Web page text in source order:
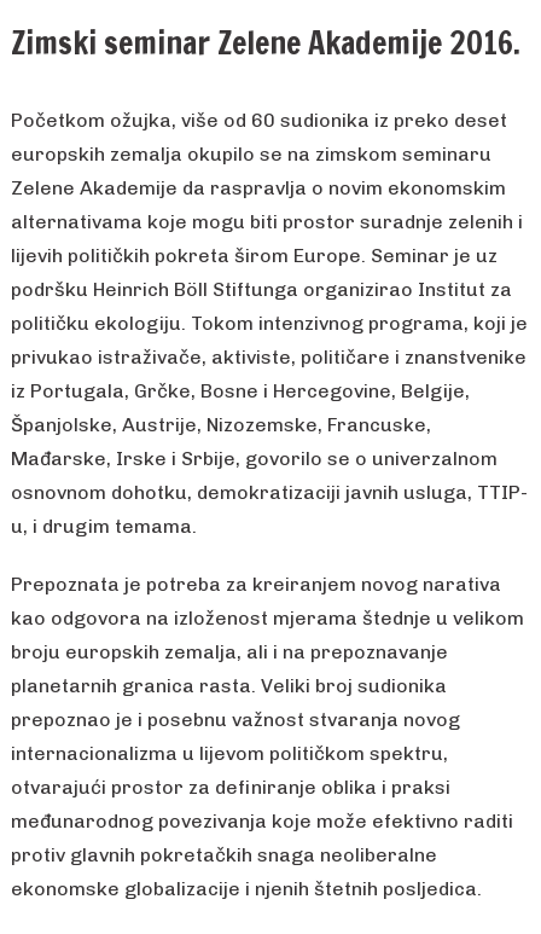
Zimski seminar Zelene Akademije 2016.
Početkom ožujka, više od 60 sudionika iz preko deset
europskih zemalja okupilo se na zimskom seminaru
Zelene Akademije da raspravlja o novim ekonomskim
alternativama koje mogu biti prostor suradnje zelenih i
lijevih političkih pokreta širom Europe. Seminar je uz
podršku Heinrich Böll Stiftunga organizirao Institut za
političku ekologiju. Tokom intenzivnog programa, koji je
privukao istraživače, aktiviste, političare i znanstvenike
iz Portugala, Grčke, Bosne i Hercegovine, Belgije,
Španjolske, Austrije, Nizozemske, Francuske,
Mađarske, Irske i Srbije, govorilo se o univerzalnom
osnovnom dohotku, demokratizaciji javnih usluga, TTIP-
u, i drugim temama.
Prepoznata je potreba za kreiranjem novog narativa
kao odgovora na izloženost mjerama štednje u velikom
broju europskih zemalja, ali i na prepoznavanje
planetarnih granica rasta. Veliki broj sudionika
prepoznao je i posebnu važnost stvaranja novog
internacionalizma u lijevom političkom spektru,
otvarajući prostor za definiranje oblika i praksi
međunarodnog povezivanja koje može efektivno raditi
protiv glavnih pokretačkih snaga neoliberalne
ekonomske globalizacije i njenih štetnih posljedica.